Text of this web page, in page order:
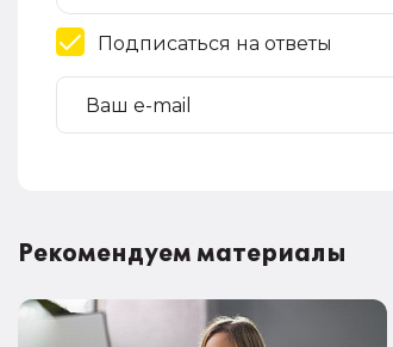
Подписаться на ответы
Рекомендуем материалы